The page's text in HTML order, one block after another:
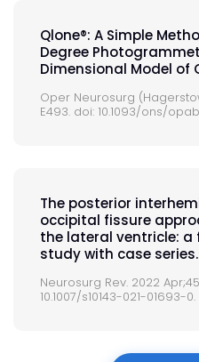
Qlone®: A Simple
Degree
Dimensional Model of
Oper Neurosurg
E493. doi: 10.1093/ons/
The posterior
occipital fissure
the lateral ventricle:
study with case series.
Neurosurg Rev. 2022
10.1007/s10143-021-01693-